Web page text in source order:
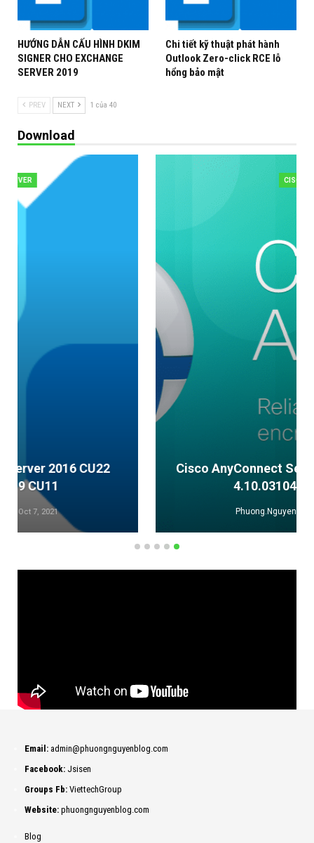
HƯỚNG DẪN CẤU HÌNH DKIM
SIGNER CHO EXCHANGE
SERVER 2019
Chi tiết kỹ thuật phát hành
Outlook Zero-click RCE lỗ
hổng bảo mật
PREV NEXT 1 của 40
Download
Cisco AnyConnect Secure Mobility Client
Email: admin@phuongnguyenblog.com
Facebook: Jsisen
Groups Fb: ViettechGroup
Website: phuongnguyenblog.com
Blog